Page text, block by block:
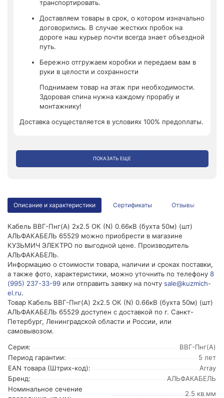
транспортировать.
Доставляем товары в срок, о котором изначально
договорились. В случае жестких пробок на
дороге наш курьер почти всегда знает объездной
путь.
Бережно отгружаем коробки и передаем вам в
руки в целости и сохранности
Поднимаем товар на этаж при необходимости.
Здоровая спина нужна каждому прорабу и
монтажнику!
Доставка осуществляется в условиях 100% предоплаты.
ПОКАЗАТЬ ЕЩЕ
Описание и характеристики Сертификаты Отзывы
Кабель ВВГ-Пнг(А) 2х2.5 ОК (N) 0.66кВ (бухта 50м) (шт)
АЛЬФАКАБЕЛЬ 65529 можно приобрести в магазине
КУЗЬМИЧ ЭЛЕКТРО по выгодной цене. Производитель
АЛЬФАКАБЕЛЬ.
Информацию о стоимости товара, наличии и сроках поставки,
а также фото, характеристики, можно уточнить по телефону 8
(995) 237-33-99 или отправить заявку на почту sale@kuzmich-
el.ru.
Товар Кабель ВВГ-Пнг(А) 2х2.5 ОК (N) 0.66кВ (бухта 50м) (шт)
АЛЬФАКАБЕЛЬ 65529 доступен с доставкой по г. Санкт-
Петербург, Ленинградской области и России, или
самовывозом.
Серия:
ВВГ-Пнг(А)
Период гарантии:
5 лет
EAN товара (Штрих-код):
Array
Бренд:
АЛЬФАКАБЕЛЬ
Номинальное сечение
2.5 кв.мм